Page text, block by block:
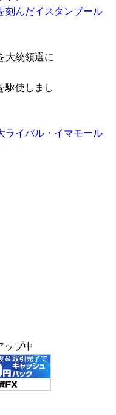
刻んだイスタンブール
大統領選に
駆使しまし
ライバル・イマモール
ップ中